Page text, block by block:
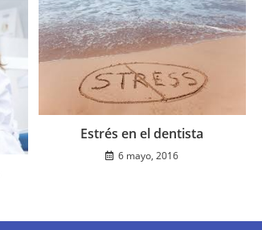
Estrés en el dentista
6 mayo, 2016